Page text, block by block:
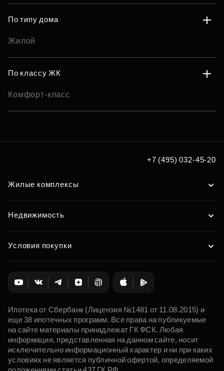
По типу дома
Жилой
По классу ЖК
Комфорт-класс
+7 (495) 032-45-20
Жилые комплексы
Недвижимость
Условия покупки
Ипотека от Сбербанк (Лицензия №1481 от 11.08.2015) и
еще 38 ипотечных программ. Все права на публикуемые
на сайте материалы принадлежат ГК ФСК. Любая
информация, представленная на данном сайте, носит
исключительно информационный характер и ни при каких
условиях не является публичной офертой, определяемой